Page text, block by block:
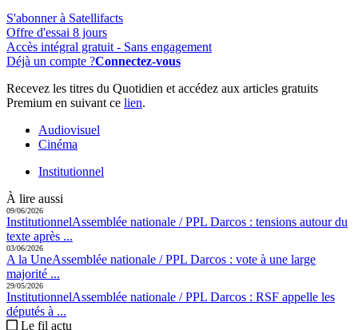
S'abonner à Satellifacts
Offre d'essai 8 jours
Accès intégral gratuit - Sans engagement
Déjà un compte ?Connectez-vous
Recevez les titres du Quotidien et accédez aux articles gratuits
Premium en suivant ce lien.
Audiovisuel
Cinéma
Institutionnel
À lire aussi
09/06/2026
InstitutionnelAssemblée nationale / PPL Darcos : tensions autour du
texte après ...
03/06/2026
A la UneAssemblée nationale / PPL Darcos : vote à une large
majorité ...
29/05/2026
InstitutionnelAssemblée nationale / PPL Darcos : RSF appelle les
députés à ...
Le fil actu